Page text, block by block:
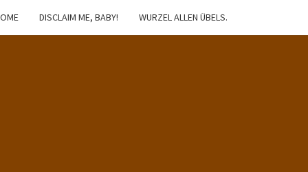
DISCLAIM ME, BABY! WURZEL ALLEN ÜBELS.